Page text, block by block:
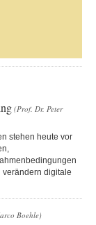
(Prof. Dr. Peter
stehen heute vor
verändern digitale
Boehle)